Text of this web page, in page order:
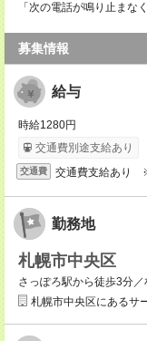
「次の電話が鳴り止ま
募集情報
給与
時給1280円
交通費別途支給あり
交通費 交通費支給あり
勤務地
札幌市中央区
さっぽろ駅から徒歩3分
札幌市中央区にあるサ